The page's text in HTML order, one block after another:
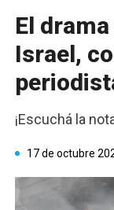
El
Israel,
¡Escuchá la
17 de octubre